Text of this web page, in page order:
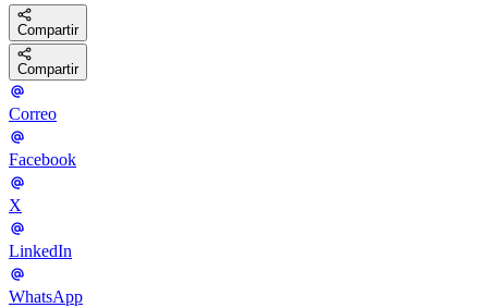
Compartir
Compartir
Correo
Facebook
X
LinkedIn
WhatsApp